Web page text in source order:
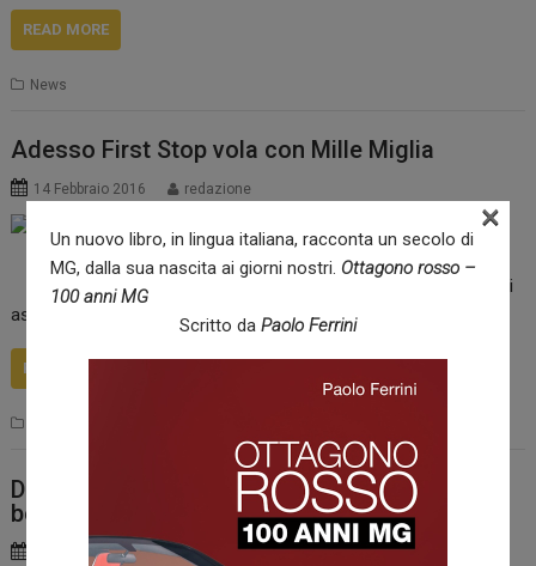
READ MORE
News
Adesso First Stop vola con Mille Miglia
14 Febbraio 2016 redazione
Importante novità in
arrivo per i clienti First
Stop, la rete europea di
assistenza per gli automobilisti che fa capo a Bridgestone.
READ MORE
Debutto del prototipo della nuova Honda Civic
berlina al Salone di Ginevra 2016
11 Febbraio 2016 redazione
Un nuovo libro, in lingua italiana, racconta un secolo di
MG, dalla sua nascita ai giorni nostri. Ottagono rosso –
100 anni MG
Scritto da Paolo Ferrini
×